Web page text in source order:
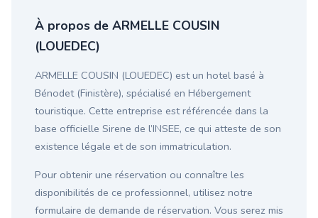
À propos de ARMELLE COUSIN
(LOUEDEC)
ARMELLE COUSIN (LOUEDEC) est un hotel basé à
Bénodet (Finistère), spécialisé en Hébergement
touristique. Cette entreprise est référencée dans la
base officielle Sirene de l’INSEE, ce qui atteste de son
existence légale et de son immatriculation.
Pour obtenir une réservation ou connaître les
disponibilités de ce professionnel, utilisez notre
formulaire de demande de réservation. Vous serez mis